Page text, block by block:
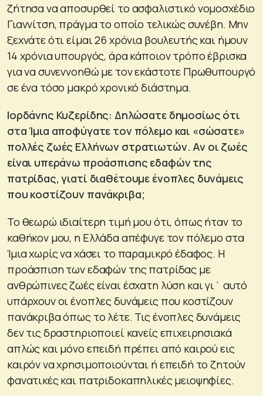
ζήτησα να αποσυρθεί το ασφαλιστικό νομοσχέδιο
Γιαννίτση, πράγμα το οποίο τελικώς συνέβη. Μην
ξεχνάτε ότι είμαι 26 χρόνια βουλευτής και ήμουν
14 χρόνια υπουργός, άρα κάποιον τρόπο έβρισκα
για να συνεννοηθώ με τον εκάστοτε Πρωθυπουργό
σε ένα τόσο μακρό χρονικό διάστημα.
Ιορδάνης Κυζερίδης: Δηλώσατε δημοσίως ότι
στα Ίμια αποφύγατε τον πόλεμο και «σώσατε»
πολλές ζωές Ελλήνων στρατιωτών. Αν οι ζωές
είναι υπεράνω προάσπισης εδαφών της
πατρίδας, γιατί διαθέτουμε ένοπλες δυνάμεις
που κοστίζουν πανάκριβα;
Το θεωρώ ιδιαίτερη τιμή μου ότι, όπως ήταν το
καθήκον μου, η Ελλάδα απέφυγε τον πόλεμο στα
Ίμια χωρίς να χάσει το παραμικρό έδαφος. Η
προάσπιση των εδαφών της πατρίδας με
ανθρώπινες ζωές είναι έσχατη λύση και γι΄ αυτό
υπάρχουν οι ένοπλες δυνάμεις που κοστίζουν
πανάκριβα όπως το λέτε. Τις ένοπλες δυνάμεις
δεν τις δραστηριοποιεί κανείς επιχειρησιακά
απλώς και μόνο επειδή πρέπει από καιρού εις
καιρόν να χρησιμοποιούνται ή επειδή το ζητούν
φανατικές και πατριδοκαπηλικές μειοψηφίες.